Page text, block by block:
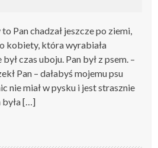
Pan chadzał jeszcze po ziemi,
kobiety, która wyrabiała
czas uboju. Pan był z psem. –
Pan – dałabyś mojemu psu
nie miał w pysku i jest strasznie
była […]